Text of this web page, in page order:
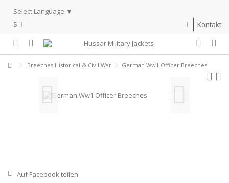
Select Language ▼
$
Kontakt
Breeches Historical & Civil War German Ww1 Officer Breeches
Auf Facebook teilen